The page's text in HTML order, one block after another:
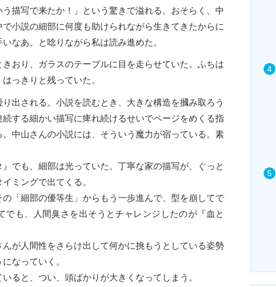
描写で来たか！」という驚きで溢れる。おそらく、中
小説の細部に何度も助けられながら生きてきたからに
なあ、と唸りながら私は読み進めた。
おり、ガラスのテーブルに目を走らせていた。ふちは
っきりと残っていた。
出される。小説を読むとき、大きな構造を摑み取ろう
する細かい描写に痺れ続けるせいでページをめくる指
中山さんの小説には、そういう魔力が宿っている。素
でも、細部は光っていた。丁寧な家の描写が、ぐっと
ミングで出てくる。
の「細部の優等生」からもう一歩進んで、型を崩してで
でも、人間臭さを出そうとチャレンジしたのが『血と
が人間性をさらけ出して何かに挑もうとしている姿勢
なっていく。
ると、つい、頭ばかりが大きくなってしまう。